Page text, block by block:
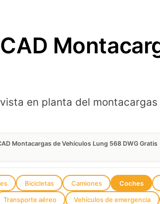
en planta del
Montacargas de Vehículos Lung 568 DWG Gratis
Bicicletas Camiones Coches
Transporte aéreo Vehículos de emergencia